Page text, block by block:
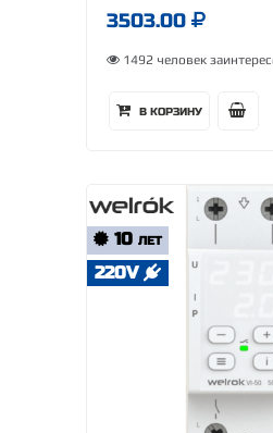
3503.00
1492 человек
В КОРЗИНУ
10 ЛЕТ
220V